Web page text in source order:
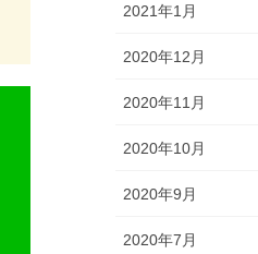
2021年1月
2020年12月
2020年11月
2020年10月
2020年9月
2020年7月